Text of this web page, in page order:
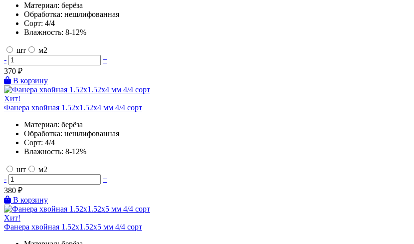
Материал: берёза
Обработка: нешлифованная
Сорт: 4/4
Влажность: 8-12%
шт
м2
-
+
370 ₽
В корзину
Хит!
Фанера хвойная 1.52х1.52х4 мм 4/4 сорт
Материал: берёза
Обработка: нешлифованная
Сорт: 4/4
Влажность: 8-12%
шт
м2
-
+
380 ₽
В корзину
Хит!
Фанера хвойная 1.52х1.52х5 мм 4/4 сорт